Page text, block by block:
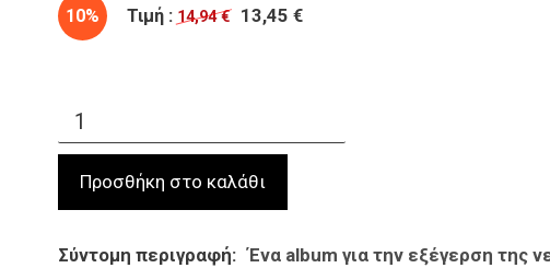
10% Τιμή : 14,94 € 13,45 €
Σύντομη περιγραφή Ένα album για την εξέγερση της